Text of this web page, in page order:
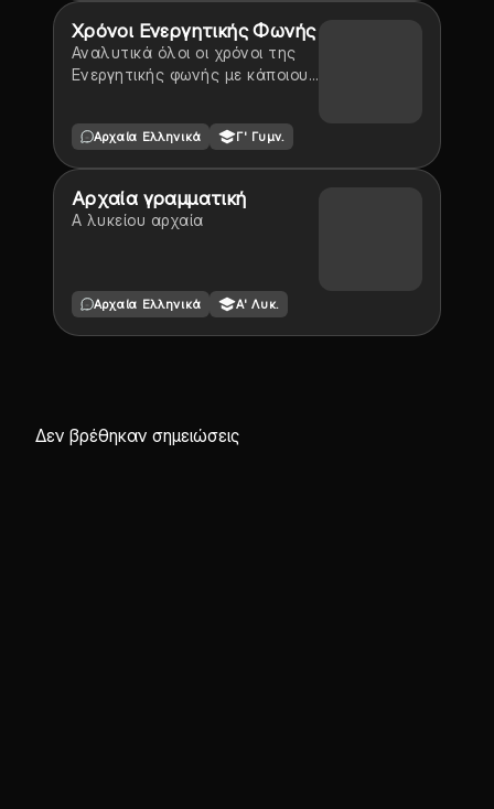
Χρόνοι Ενεργητικής Φωνής
Αναλυτικά όλοι οι χρόνοι της
Ενεργητικής φωνής με κάποιους
Αρχαία Ελληνικά Γ' Γυμν.
Αρχαία γραμματική
Α λυκείου αρχαία
Αρχαία Ελληνικά Α' Λυκ.
Δεν βρέθηκαν σημειώσεις